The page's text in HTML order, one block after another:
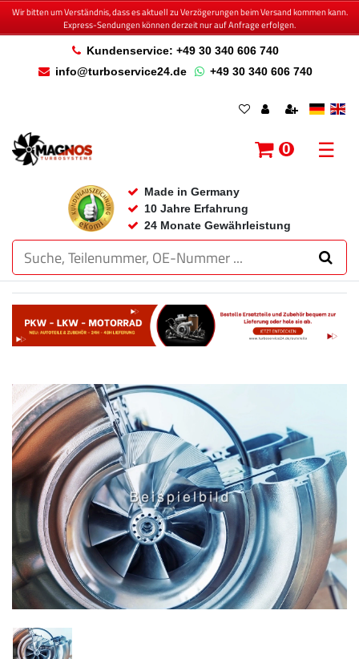
Wir bitten um Verständnis, dass es aktuell zu Verzögerungen beim Versand kommen kann.
Express-Sendungen können derzeit nur auf Anfrage erfolgen.
Kundenservice: +49 30 340 606 740
info@turboservice24.de
+49 30 340 606 740
Made in Germany
10 Jahre Erfahrung
24 Monate Gewährleistung
0 ☰